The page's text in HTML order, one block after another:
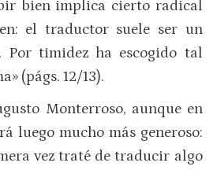
bien implica cierto radical
el traductor suele ser un
Por timidez ha escogido tal
(págs. 12/13).
Monterroso, aunque en
luego mucho más generoso:
vez traté de traducir algo